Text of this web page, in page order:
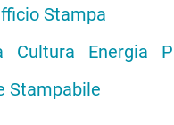
Stampa
Cultura Energia
Stampabile